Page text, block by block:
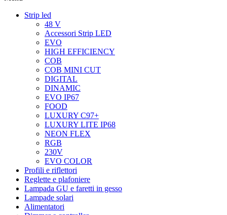
Strip led
48 V
Accessori Strip LED
EVO
HIGH EFFICIENCY
COB
COB MINI CUT
DIGITAL
DINAMIC
EVO IP67
FOOD
LUXURY C97+
LUXURY LITE IP68
NEON FLEX
RGB
230V
EVO COLOR
Profili e riflettori
Reglette e plafoniere
Lampada GU e faretti in gesso
Lampade solari
Alimentatori